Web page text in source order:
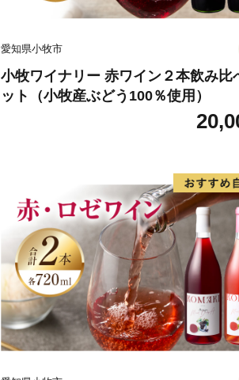
ぜひ、ふるさ
愛知県小牧市
小牧ワイナリー 赤ワイン２本飲み比
ット（小牧産ぶどう100％使用）